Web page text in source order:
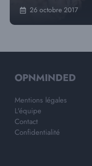
26 octobre 2017
OPNMINDED
Mentions légales
L'équipe
Contact
Confidentialité